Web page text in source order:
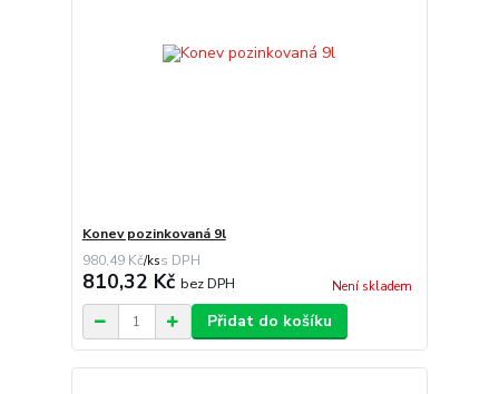
Konev pozinkovaná 9l
980,49 Kč/ks
810,32 Kč bez DPH Není skladem
Přidat do košíku